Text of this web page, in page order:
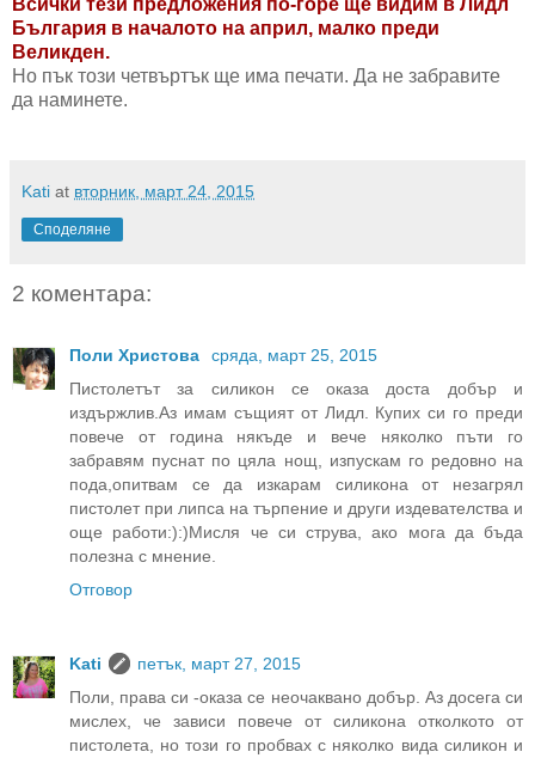
България в началото на април, малко преди
Великден.
Но пък този четвъртък ще има печати. Да не забравите
да наминете.
Kati at вторник, март 24, 2015
Споделяне
2 коментара:
Поли Христова
сряда, март 25, 2015
Пистолетът за силикон се оказа доста добър и
издържлив.Аз имам същият от Лидл. Купих си го преди
повече от година някъде и вече няколко пъти го
забравям пуснат по цяла нощ, изпускам го редовно на
пода,опитвам се да изкарам силикона от незагрял
пистолет при липса на търпение и други издевателства и
още работи:):)Мисля че си струва, ако мога да бъда
полезна с мнение.
Отговор
Kati
петък, март 27, 2015
Поли, права си -оказа се неочаквано добър. Аз досега си
мислех, че зависи повече от силикона отколкото от
пистолета, но този го пробвах с няколко вида силикон и